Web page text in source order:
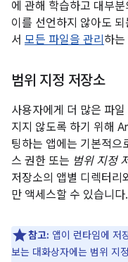
에 관해 학습하고 대부
이를 선언하지 않아도
서 모든 파일을 관리 하
범위 지정 저장소
사용자에게 더 많은 파
지지 않도록 하기 위해
팅하는 앱에는 기본적으
스 권한 또는 범위 지정
저장소의 앱별 디렉터리
만 액세스할 수 있습니다.
참고: 앱이 런타임에 저
보는 대화상자에는 범위 지